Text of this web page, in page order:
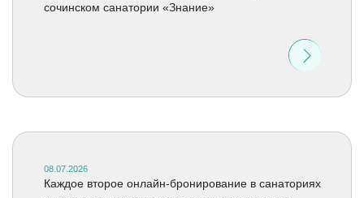
сочинском санатории «Знание»
08.07.2026
Каждое второе онлайн-бронирование в санаториях